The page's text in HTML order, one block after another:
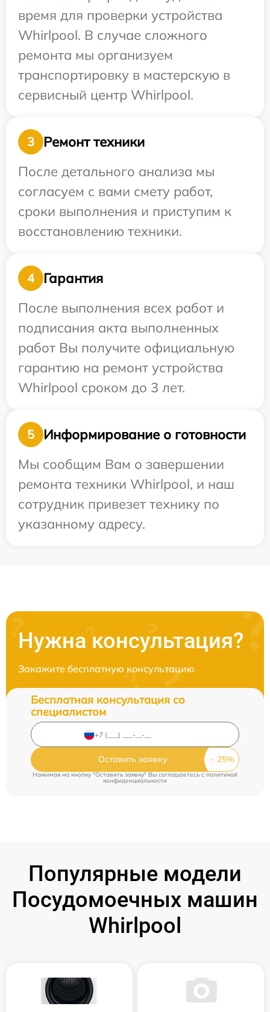
время для проверки устройства
Whirlpool. В случае сложного
ремонта мы организуем
транспортировку в мастерскую в
сервисный центр Whirlpool.
3
Ремонт техники
После детального анализа мы
согласуем с вами смету работ,
сроки выполнения и приступим к
восстановлению техники.
4
Гарантия
После выполнения всех работ и
подписания акта выполненных
работ Вы получите официальную
гарантию на ремонт устройства
Whirlpool сроком до 3 лет.
5
Информирование о готовности
Мы сообщим Вам о завершении
ремонта техники Whirlpool, и наш
сотрудник привезет технику по
указанному адресу.
Нужна консультация?
Закажите бесплатную консультацию
Бесплатная консультация со
специалистом
Оставить заявку
Нажимая на кнопку "Оставить заявку" Вы соглашаетесь c политикой
конфиденциальности
Популярные модели
Посудомоечных машин
Whirlpool